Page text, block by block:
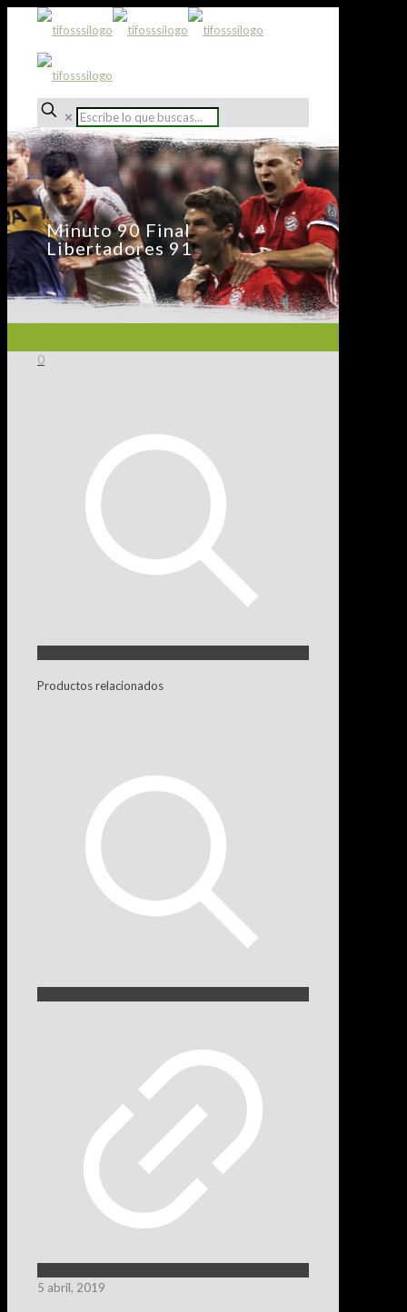
✕
Minuto 90 Final
Libertadores 91
0
Productos relacionados
5 abril, 2019